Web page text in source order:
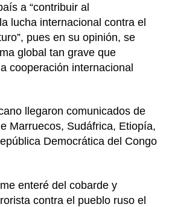
a “contribuir al
lucha internacional contra el
pues en su opinión, se
global tan grave que
cooperación internacional
llegaron comunicados de
Marruecos, Sudáfrica, Etiopía,
Democrática del Congo
enteré del cobarde y
contra el pueblo ruso el